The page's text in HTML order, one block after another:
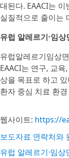
대된다. EAACI는
실질적으로 줄이는
유럽 알레르기·임
유럽알레르기임상
EAACI는 연구, 교
상을 목표로 하고
환자 중심 치료 환
웹사이트: https://
보도자료 연락처와
유럽 알레르기·임